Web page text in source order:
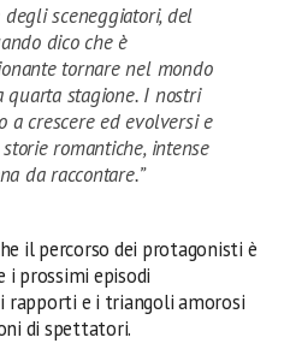
sceneggiatori, del
dico che è
tornare nel mondo
stagione. I nostri
a crescere ed evolversi e
romantiche, intense
da raccontare.”
il percorso dei protagonisti è
i prossimi episodi
rapporti e i triangoli amorosi
di spettatori.